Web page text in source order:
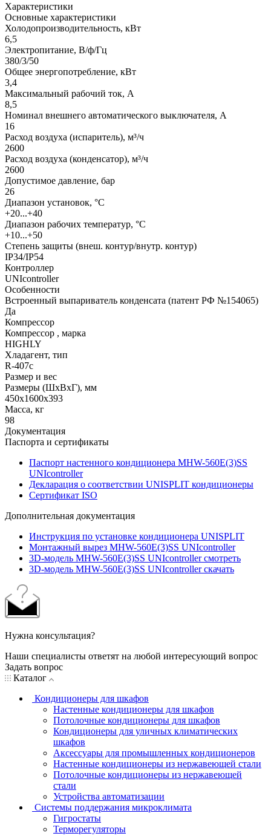
Характеристики
Основные характеристики
Холодопроизводительность, кВт
6,5
Электропитание, В/ф/Гц
380/3/50
Общее энергопотребление, кВт
3,4
Максимальный рабочий ток, А
8,5
Номинал внешнего автоматического выключателя, А
16
Расход воздуха (испаритель), м³/ч
2600
Расход воздуха (конденсатор), м³/ч
2600
Допустимое давление, бар
26
Диапазон установок, °С
+20...+40
Диапазон рабочих температур, °С
+10...+50
Степень защиты (внеш. контур/внутр. контур)
IP34/IP54
Контроллер
UNIcontroller
Особенности
Встроенный выпариватель конденсата (патент РФ №154065)
Да
Компрессор
Компрессор , марка
HIGHLY
Хладагент, тип
R-407c
Размер и вес
Размеры (ШхВхГ), мм
450х1600х393
Масса, кг
98
Документация
Паспорта и сертификаты
Паспорт настенного кондиционера MHW-560E(3)SS
UNIcontroller
Декларация о соответствии UNISPLIT кондиционеры
Сертификат ISO
Дополнительная документация
Инструкция по установке кондиционера UNISPLIT
Монтажный вырез MHW-560E(3)SS UNIcontroller
3D-модель MHW-560E(3)SS UNIcontroller смотреть
3D-модель MHW-560E(3)SS UNIcontroller скачать
Нужна консультация?
Наши специалисты ответят на любой интересующий вопрос
Задать вопрос
Каталог
Кондиционеры для шкафов
Настенные кондиционеры для шкафов
Потолочные кондиционеры для шкафов
Кондиционеры для уличных климатических
шкафов
Аксессуары для промышленных кондиционеров
Настенные кондиционеры из нержавеющей стали
Потолочные кондиционеры из нержавеющей
стали
Устройства автоматизации
Системы поддержания микроклимата
Гигростаты
Терморегуляторы